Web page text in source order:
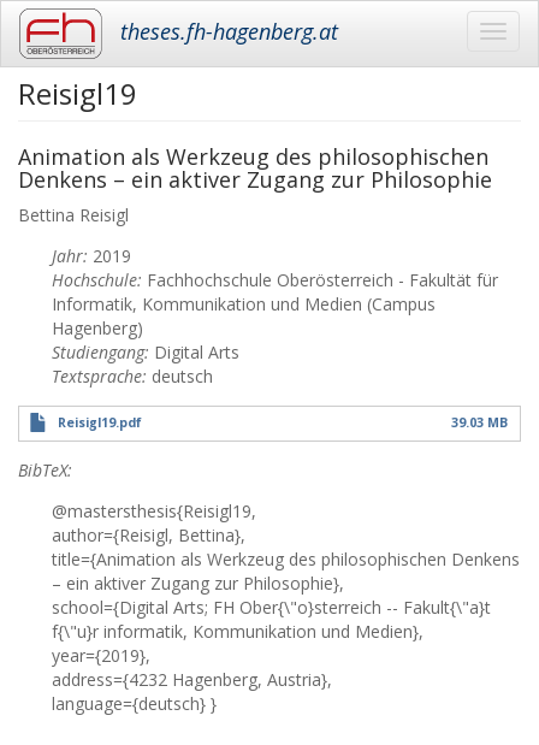
Skip
content
theses.fh-hagenberg.at
Reisigl19
Animation als Werkzeug des philosophischen
Denkens – ein aktiver Zugang zur Philosophie
Bettina Reisigl
Jahr: 2019
Hochschule: Fachhochschule Oberösterreich - Fakultät für
Informatik, Kommunikation und Medien (Campus
Hagenberg)
Studiengang: Digital Arts
Textsprache: deutsch
Reisigl19.pdf 39.03 MB
BibTeX:
@mastersthesis{Reisigl19,
author={Reisigl, Bettina},
title={Animation als Werkzeug des philosophischen Denkens
– ein aktiver Zugang zur Philosophie},
school={Digital Arts; FH Ober{\"o}sterreich -- Fakult{\"a}t
f{\"u}r informatik, Kommunikation und Medien},
year={2019},
address={4232 Hagenberg, Austria},
language={deutsch} }